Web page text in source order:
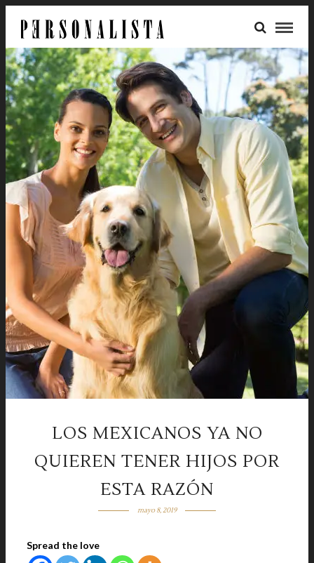
LOS MEXICANOS YA NO
QUIEREN TENER HIJOS POR
ESTA RAZÓN
mayo 8, 2019
Spread the love